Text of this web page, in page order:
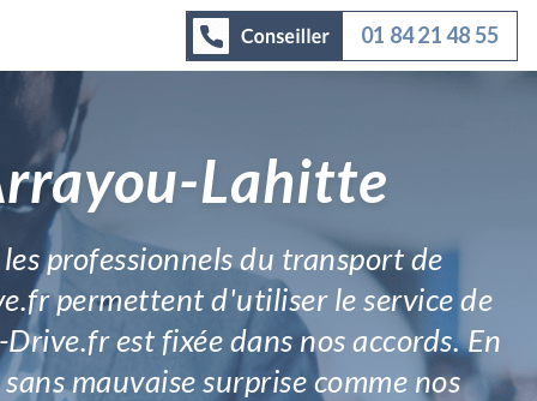
01 84 21 48 55
Lahitte
professionnels du transport de
permettent d'utiliser le service de
est fixée dans nos accords. En
mauvaise surprise comme nos